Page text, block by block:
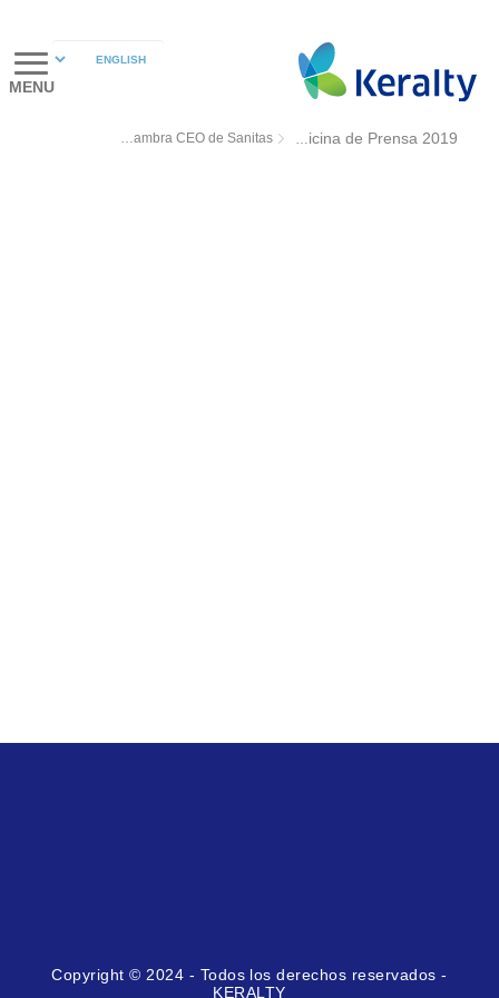
MENU
Oficina de Prensa 2019
Anna Lacambra CEO de Sanitas
Copyright © 2024 - Todos los derechos reservados -
KERALTY